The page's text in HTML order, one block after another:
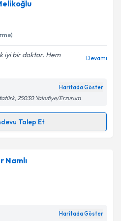
randevu takvimi talebi
randevu almanız için bir
e-posta ile bilgilendireceğiz.
ilişkin
Aydınlatma
kişisel verilerimin belirtilen
kabul ediyorum.
iyi bir doktor. Hem
Devamı
Haritada Göster
25030 Yakutiye/Erzurum
Talep Et
Talebi
için randevu takvimi talebi
randevu almanız için bir
e-posta ile bilgilendireceğiz.
Namlı
Haritada Göster